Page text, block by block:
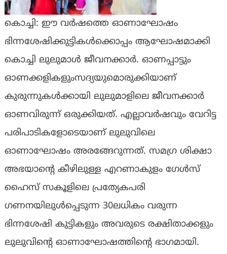
കൊച്ചി: ഈ വർഷത്തെ ഓണാഘോഷം
ഭിന്നശേഷിക്കുട്ടികൾക്കൊപ്പം ആഘോഷമാക്കി
കൊച്ചി ലുലുമാൾ ജീവനക്കാർ. ഓണപ്പാട്ടും
ഓണക്കളികളുംസദ്യയുമൊരുക്കിയാണ്
കുരുന്നുകൾക്കായി ലുലുമാളിലെ ജീവനക്കാർ
ഓണവിരുന്ന് ഒരുക്കിയത്. എല്ലാവർഷവും വേറിട്ട
പരിപാടികളോടെയാണ് ലുലുവിലെ
ഓണാഘോഷം അരങ്ങേറുന്നത്. സമ​ഗ്ര ശിക്ഷാ
അഭയാന്റെ കീഴിലുള്ള എറണാകുളം ​ഗേൾസ്
ഹൈസ് സകൂളിലെ പ്രത്യേകപരി​
ഗണനയിലുൾപ്പെടുന്ന 30ലധികം വരുന്ന
ഭിന്നശേഷി കുട്ടികളും അവരുടെ രക്ഷിതാക്കളും
ലുലുവിന്റെ ഓണാഘോഷത്തിന്റെ ഭാ​ഗമായി.